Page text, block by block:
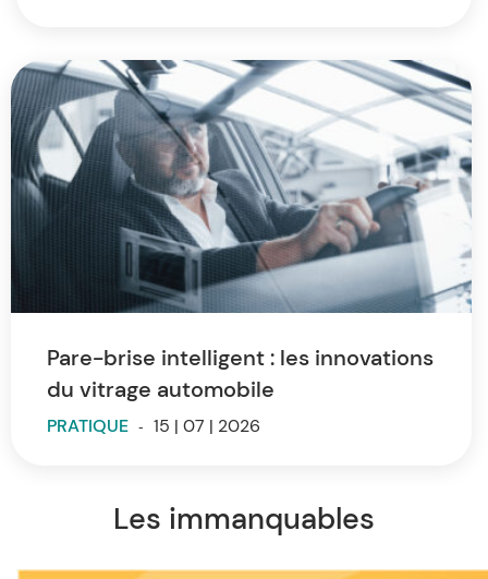
Pare-brise intelligent : les innovations
du vitrage automobile
PRATIQUE - 15 | 07 | 2026
Les immanquables